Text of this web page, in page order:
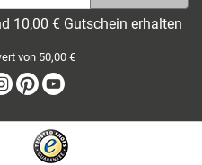
10,00 € Gutschein erhalten
von 50,00 €
Instagram
Pinterest